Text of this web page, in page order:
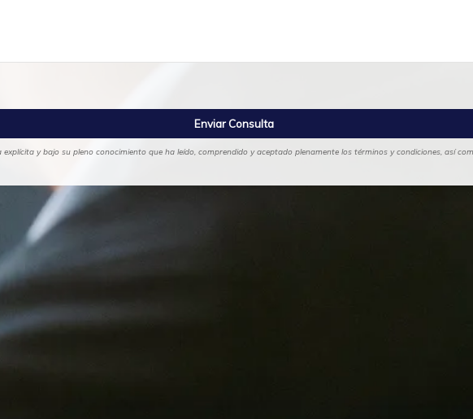
y bajo su pleno conocimiento que ha leído, comprendido y aceptado plenamente los términos y condiciones, así